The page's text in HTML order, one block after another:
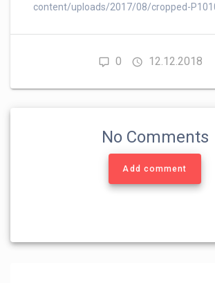
content/uploads/2017/08/cropped-
0 12.12.2018
No Comments
Add comment